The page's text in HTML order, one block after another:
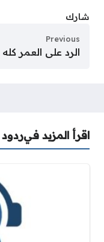
شارك
Previous
الرد على العمر كله
اقرأ المزيد فيردود